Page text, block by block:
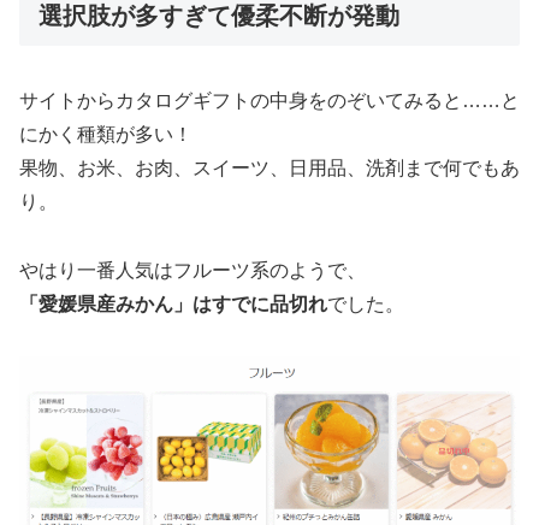
選択肢が多すぎて優柔不断が発動
サイトからカタログギフトの中身をのぞいてみると……と
にかく種類が多い！
果物、お米、お肉、スイーツ、日用品、洗剤まで何でもあ
り。
やはり一番人気はフルーツ系のようで、
「愛媛県産みかん」はすでに品切れでした。